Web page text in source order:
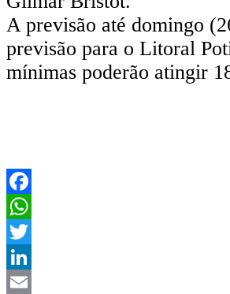
A previsão até domingo
previsão para o Litoral
mínimas poderão atingir
Facebook
WhatsApp
Twitter
LinkedIn